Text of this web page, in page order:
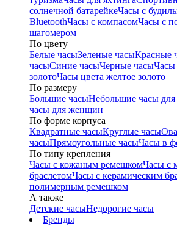
солнечной батарейкеЧасы с
BluetoothЧасы с компасомЧасы с
шагомером
По цвету
Белые часыЗеленые часыКрасные
часыСиние часыЧерные часыЧасы
золотоЧасы цвета желтое золото
По размеру
Большие часыНебольшие часы
часы для женщин
По форме корпуса
Квадратные часыКруглые часы
часыПрямоугольные часыЧасы в
По типу крепления
Часы с кожаным ремешкомЧасы с
браслетомЧасы с керамическим
полимерным ремешком
А также
Детские часыНедорогие часы
Бренды